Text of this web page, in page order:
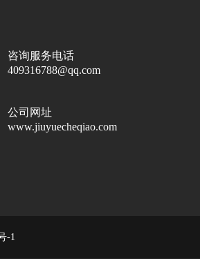
咨询服务电话
409316788@qq.com
公司网址
www.jiuyuecheqiao.com
-1